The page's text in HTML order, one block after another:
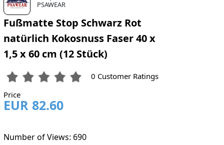
PSAWEAR
Fußmatte Stop Schwarz Rot
natürlich Kokosnuss Faser 40 x
1,5 x 60 cm (12 Stück)
0 Customer Ratings
Price
EUR 82.60
Number of Views: 690